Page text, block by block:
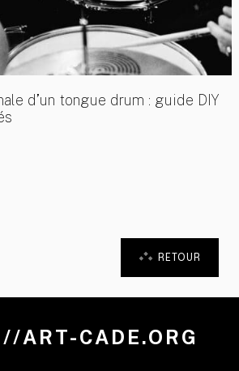
d’un tongue drum : guide DIY
RETOUR
ART-CADE.ORG